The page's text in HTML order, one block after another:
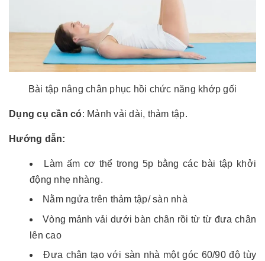
Bài tập nâng chân phục hồi chức năng khớp gối
Dụng cụ cần có: Mảnh vải dài, thảm tập.
Hướng dẫn:
Làm ấm cơ thể trong 5p bằng các bài tập khởi
động nhẹ nhàng.
Nằm ngửa trên thảm tập/ sàn nhà
Vòng mảnh vải dưới bàn chân rồi từ từ đưa chân
lên cao
Đưa chân tạo với sàn nhà một góc 60/90 độ tùy